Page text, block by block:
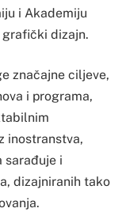
i Akademiju
grafički dizajn.
značajne ciljeve,
i programa,
inostranstva,
sarađuje i
dizajniranih tako